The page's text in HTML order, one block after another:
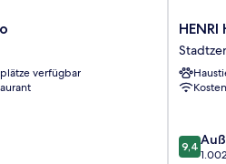
verfügbar
HENRI
Hotel
von
9.4
von
9,4